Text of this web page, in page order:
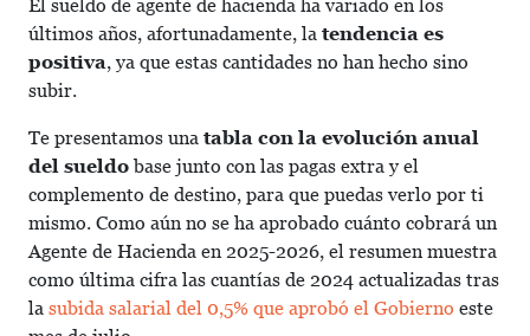
El sueldo de agente de hacienda ha variado en los
últimos años, afortunadamente, la tendencia es
positiva, ya que estas cantidades no han hecho sino
subir.
Te presentamos una tabla con la evolución anual
del sueldobase junto con las pagas extra y el
complemento de destino, para que puedas verlo por ti
mismo. Como aún no se ha aprobado cuánto cobrará un
Agente de Hacienda en 2025-2026, el resumen muestra
como última cifra las cuantías de 2024 actualizadas tras
la subida salarial del 0,5% que aprobó el Gobierno este